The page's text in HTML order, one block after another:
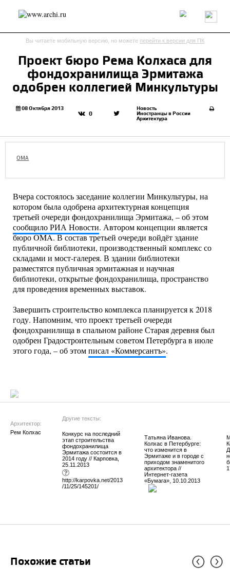
Россия Мир Технологии Интерьер Пресса
Архитекторы
send.project Анонсы конкурсов
Блог
Журнал
Интервью
Мнение
Обзор
Объект
Результаты конкурса
Архитектура
Эко
Вы читаете мобильную версию, но можете перейти к версии для ПК
Проект бюро Рема Колхаса для
фондохранилища Эрмитажа
одобрен коллегией Минкультуры
08 Октября 2013
0
Новость
Иностранцы в России
Архитектура
OMA
Вчера состоялось заседание коллегии Минкультуры, на
котором была одобрена архитектурная концепция
третьей очереди фондохранилища Эрмитажа, – об этом
сообщило РИА Новости. Автором концепции является
бюро OMA. В состав третьей очереди войдёт здание
публичной библиотеки, производственный комплекс со
складами и мост-галерея. В здании библиотеки
разместятся публичная эрмитажная и научная
библиотеки, открытые фондохранилища, пространство
для проведения временных выставок.
Завершить строительство комплекса планируется к 2018
году. Напомним, что проект третьей очереди
фондохранилища в спальном районе Старая деревня был
одобрен Градостроительным советом Петербурга в июле
этого года, – об этомписал «Коммерсантъ».
Архитектор:
Рем Колхас
Другие тексты:
Конкурс на последний
этап строительства
фондохранилища
Эрмитажа состоится в
2014 году // Карповка,
25.11.2013
http://karpovka.net/2013
/11/25/145201/
Татьяна Иванова.
Колхас в Петербурге:
что изменится в
Эрмитаже и в городе с
приходом знаменитого
архитектора //
Интернет-газета
«Бумага», 10.10.2013
Похожие статьи